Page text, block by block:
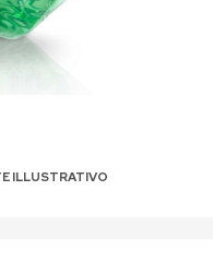
ILLUSTRATIVO